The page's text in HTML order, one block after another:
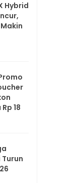
Hybrid
18